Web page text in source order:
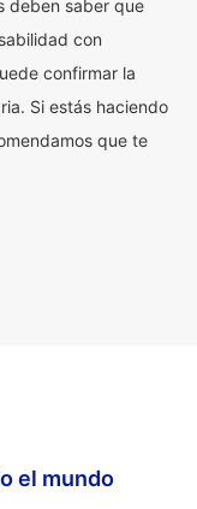
deben saber que
con
confirmar la
Si estás haciendo
que te
el mundo